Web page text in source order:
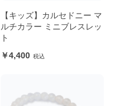
【キッズ】カルセドニー マ
ルチカラー ミニブレスレッ
ト
4,400